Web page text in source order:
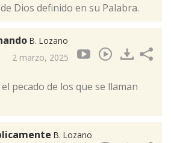
Dios definido en su Palabra.
B. Lozano
2 marzo, 2025
pecado de los que se llaman
B. Lozano